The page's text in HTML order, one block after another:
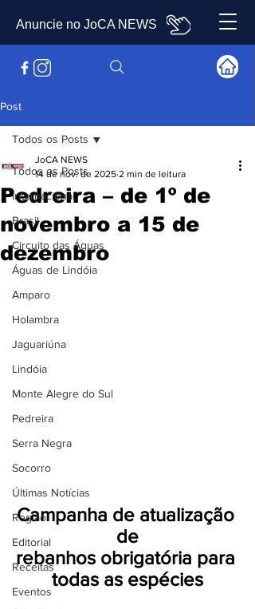
Anuncie no JoCA NEWS
Post
Todos os Posts
Internacional
Brasil
Circuito das Águas
Águas de Lindóia
Amparo
Holambra
Jaguariúna
Lindóia
Monte Alegre do Sul
Pedreira
Serra Negra
Socorro
Últimas Notícias
Região
Editorial
Receitas
Eventos
Todos os Posts
Pedreira – de 1º de
novembro a 15 de
dezembro
JoCA NEWS
14 de nov. de 2025 2 min de leitura
Campanha de atualização
de
rebanhos obrigatória para
todas as espécies